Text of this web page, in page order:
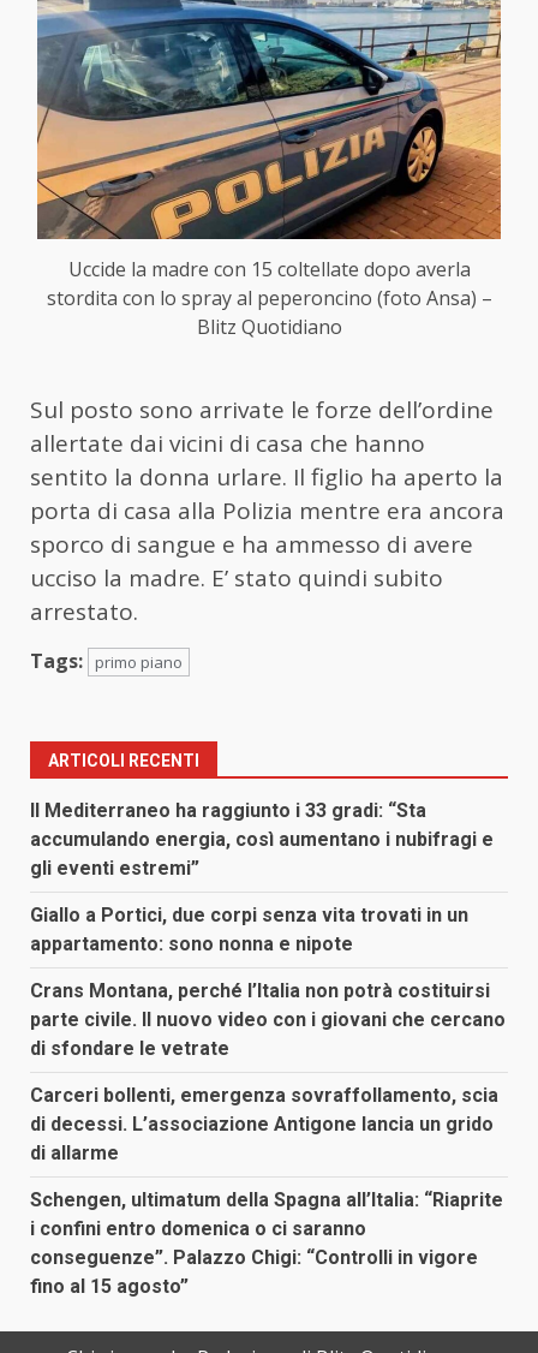
Uccide la madre con 15 coltellate dopo averla
stordita con lo spray al peperoncino (foto Ansa) –
Blitz Quotidiano
Sul posto sono arrivate le forze dell’ordine
allertate dai vicini di casa che hanno
sentito la donna urlare. Il figlio ha aperto la
porta di casa alla Polizia mentre era ancora
sporco di sangue e ha ammesso di avere
ucciso la madre. E’ stato quindi subito
arrestato.
Tags: primo piano
ARTICOLI RECENTI
Il Mediterraneo ha raggiunto i 33 gradi: “Sta
accumulando energia, così aumentano i nubifragi e
gli eventi estremi”
Giallo a Portici, due corpi senza vita trovati in un
appartamento: sono nonna e nipote
Crans Montana, perché l’Italia non potrà costituirsi
parte civile. Il nuovo video con i giovani che cercano
di sfondare le vetrate
Carceri bollenti, emergenza sovraffollamento, scia
di decessi. L’associazione Antigone lancia un grido
di allarme
Schengen, ultimatum della Spagna all’Italia: “Riaprite
i confini entro domenica o ci saranno
conseguenze”. Palazzo Chigi: “Controlli in vigore
fino al 15 agosto”